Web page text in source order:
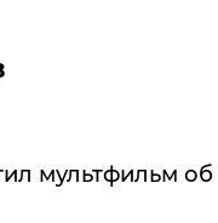
мультфильм об